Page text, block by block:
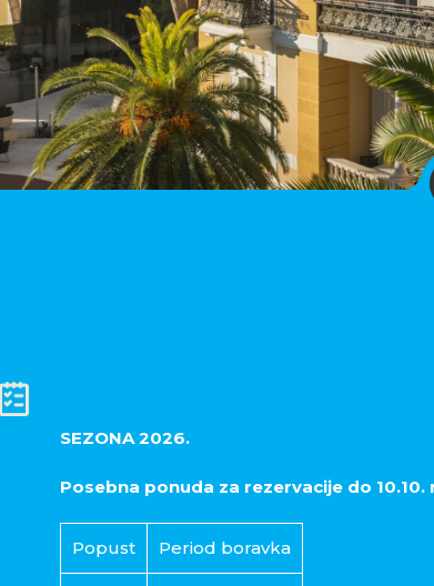
SEZONA 2026.
Posebna ponuda za rezervacije do 10.10.
Popust Period boravka